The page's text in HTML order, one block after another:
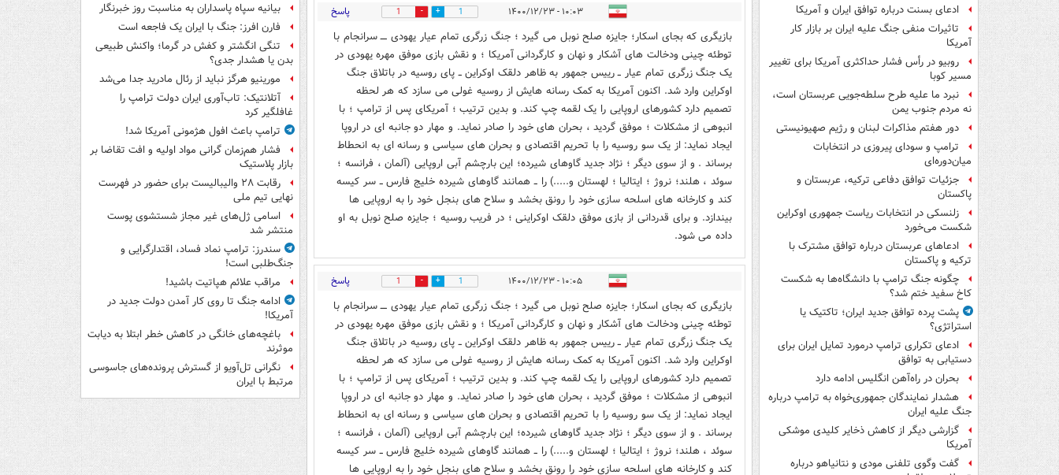
ادعای بسنت درباره توافق ایران و آمریکا
تاثیرات منفی جنگ علیه ایران بر بازار کار
آمریکا
روبیو در رأس فشار حداکثری آمریکا برای تغییر
مسیر کوبا
نبرد ما علیه طرح سلطه‌جویی عربستان است،
نه مردم جنوب یمن
دور هفتم مذاکرات لبنان و رژیم صهیونیستی
ترامپ و سودای پیروزی در انتخابات
میان‌دوره‌ای
جزئیات توافق دفاعی ترکیه، عربستان و
پاکستان
زلنسکی در انتخابات ریاست جمهوری اوکراین
شکست می‌خورد
ادعاهای عربستان درباره توافق مشترک با
ترکیه و پاکستان
چگونه جنگ ترامپ با دانشگاه‌ها به شکست
کاخ سفید ختم شد؟
پشت پرده توافق جدید ایران؛ تاکتیک یا
استراتژی؟
ادعای تکراری ترامپ درمورد تمایل ایران برای
دستیابی به توافق
بحران در راه‌آهن انگلیس ادامه دارد
هشدار نمایندگان جمهوری‌خواه به ترامپ درباره
جنگ علیه ایران
گزارشی دیگر از کاهش ذخایر کلیدی موشکی
آمریکا
گفت وگوی تلفنی مودی و نتانیاهو درباره
۱۰:۰۳ - ۱۴۰۰/۱۲/۲۳ 1
1 پاسخ
بازیگری که بجای اسکار؛ جایزه صلح نوبل می گیرد ؛ جنگ زرگری تمام عیار یهودی ــــ سرانجام با
توطئه چینی ودخالت های آشکار و نهان و کارگردانی آمریکا ؛ و نقش بازی موفق مهره یهودی در
یک جنگ زرگری تمام عیار ــ رییس جمهور به ظاهر دلقک اوکراین ــ پای روسیه در باتلاق جنگ
اوکراین وارد شد. اکنون آمریکا به کمک رسانه هایش از روسیه غولی می سازد که هر لحظه
تصمیم دارد کشورهای اروپایی را یک لقمه چپ کند. و بدین ترتیب ؛ آمریکای پس از ترامپ ؛ با
انبوهی از مشکلات ؛ موفق گردید ، بحران های خود را صادر نماید. و مهار دو جانبه ای در اروپا
ایجاد نماید: از یک سو روسیه را با تحریم اقتصادی و بحران های سیاسی و رسانه ای به انحطاط
برساند . و از سوی دیگر ؛ نژاد جدید گاوهای شیرده؛ این بارچشم آبی اروپایی (آلمان ، فرانسه ؛
سوئد ، هلند؛ نروژ ؛ ایتالیا ؛ لهستان و.....) را ــ همانند گاوهای شیرده خلیج فارس ــ سر کیسه
کند و کارخانه های اسلحه سازی خود را رونق بخشد و سلاح های بنجل خود را به اروپایی ها
بیندازد. و برای قدردانی از بازی موفق دلقک اوکراینی ؛ در فریب روسیه ؛ جایزه صلح نوبل به او
داده می شود.
۱۰:۰۵ - ۱۴۰۰/۱۲/۲۳ 1
1 پاسخ
بازیگری که بجای اسکار؛ جایزه صلح نوبل می گیرد ؛ جنگ زرگری تمام عیار یهودی ــــ سرانجام با
توطئه چینی ودخالت های آشکار و نهان و کارگردانی آمریکا ؛ و نقش بازی موفق مهره یهودی در
یک جنگ زرگری تمام عیار ــ رییس جمهور به ظاهر دلقک اوکراین ــ پای روسیه در باتلاق جنگ
اوکراین وارد شد. اکنون آمریکا به کمک رسانه هایش از روسیه غولی می سازد که هر لحظه
تصمیم دارد کشورهای اروپایی را یک لقمه چپ کند. و بدین ترتیب ؛ آمریکای پس از ترامپ ؛ با
انبوهی از مشکلات ؛ موفق گردید ، بحران های خود را صادر نماید. و مهار دو جانبه ای در اروپا
ایجاد نماید: از یک سو روسیه را با تحریم اقتصادی و بحران های سیاسی و رسانه ای به انحطاط
برساند . و از سوی دیگر ؛ نژاد جدید گاوهای شیرده؛ این بارچشم آبی اروپایی (آلمان ، فرانسه ؛
سوئد ، هلند؛ نروژ ؛ ایتالیا ؛ لهستان و.....) را ــ همانند گاوهای شیرده خلیج فارس ــ سر کیسه
کند و کارخانه های اسلحه سازی خود را رونق بخشد و سلاح های بنجل خود را به اروپایی ها
بیانیه سپاه پاسداران به مناسبت روز خبرنگار
فارن افرز: جنگ با ایران یک فاجعه است
تنگی انگشتر و کفش در گرما؛ واکنش طبیعی
بدن یا هشدار جدی؟
مورینیو هرگز نباید از رئال مادرید جدا می‌شد
آتلانتیک: تاب‌آوری ایران دولت ترامپ را
غافلگیر کرد
ترامپ باعث افول هژمونی آمریکا شد!
فشار هم‌زمان گرانی مواد اولیه و افت تقاضا بر
بازار پلاستیک
رقابت ۲۸ والیبالیست برای حضور در فهرست
نهایی تیم ملی
اسامی ژل‌های غیر مجاز شستشوی پوست
منتشر شد
سندرز: ترامپ نماد فساد، اقتدارگرایی و
جنگ‌طلبی است!
مراقب علائم هپاتیت باشید!
ادامه جنگ تا روی کار آمدن دولت جدید در
آمریکا!
باغچه‌های خانگی در کاهش خطر ابتلا به دیابت
موثرند
نگرانی تل‌آویو از گسترش پرونده‌های جاسوسی
مرتبط با ایران